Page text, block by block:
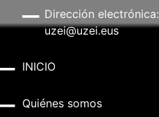
Dirección electrónica:
uzei@uzei.eus
INICIO
Quiénes somos